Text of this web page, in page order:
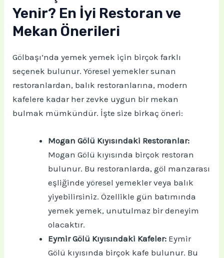
Yenir? En İyi Restoran ve
Mekan Önerileri
Gölbaşı’nda yemek yemek için birçok farklı
seçenek bulunur. Yöresel yemekler sunan
restoranlardan, balık restoranlarına, modern
kafelere kadar her zevke uygun bir mekan
bulmak mümkündür. İşte size birkaç öneri:
Mogan Gölü Kıyısındaki Restoranlar:
Mogan Gölü kıyısında birçok restoran
bulunur. Bu restoranlarda, göl manzarası
eşliğinde yöresel yemekler veya balık
yiyebilirsiniz. Özellikle gün batımında
yemek yemek, unutulmaz bir deneyim
olacaktır.
Eymir Gölü Kıyısındaki Kafeler: Eymir
Gölü kıyısında birçok kafe bulunur. Bu